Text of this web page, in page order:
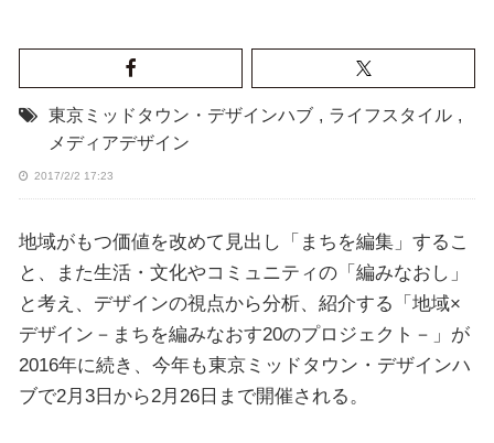
東京ミッドタウン・デザインハブ , ライフスタイル ,
メディアデザイン
2017/2/2 17:23
地域がもつ価値を改めて見出し「まちを編集」するこ
と、また生活・文化やコミュニティの「編みなおし」
と考え、デザインの視点から分析、紹介する「地域×
デザイン－まちを編みなおす20のプロジェクト－」が
2016年に続き、今年も東京ミッドタウン・デザインハ
ブで2月3日から2月26日まで開催される。